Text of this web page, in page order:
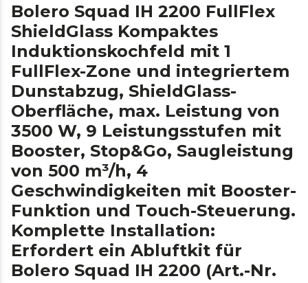
Bolero Squad IH 2200 FullFlex
ShieldGlass Kompaktes
Induktionskochfeld mit 1
FullFlex-Zone und integriertem
Dunstabzug, ShieldGlass-
Oberfläche, max. Leistung von
3500 W, 9 Leistungsstufen mit
Booster, Stop&Go, Saugleistung
von 500 m³/h, 4
Geschwindigkeiten mit Booster-
Funktion und Touch-Steuerung.
Komplette Installation:
Erfordert ein Abluftkit für
Bolero Squad IH 2200 (Art.-Nr.